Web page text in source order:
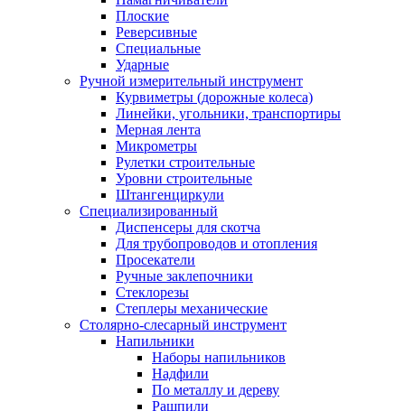
Плоские
Реверсивные
Специальные
Ударные
Ручной измерительный инструмент
Курвиметры (дорожные колеса)
Линейки, угольники, транспортиры
Мерная лента
Микрометры
Рулетки строительные
Уровни строительные
Штангенциркули
Специализированный
Диспенсеры для скотча
Для трубопроводов и отопления
Просекатели
Ручные заклепочники
Стеклорезы
Степлеры механические
Столярно-слесарный инструмент
Напильники
Наборы напильников
Надфили
По металлу и дереву
Рашпили